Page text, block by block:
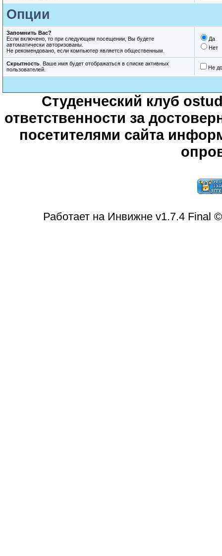
Опции
Запомнить Вас?
Если включено, то при следующем посещении, Вы будете
автоматически авторизованы.
Не рекомендовано, если компьютер является общественным.
Да
Нет
Скрытность. Ваше имя будет отображаться в списке активных
пользователей.
Не
Студенческий клуб
ответственности за
посетителями сайта
Работает на Инвижне v1.7.4 Final